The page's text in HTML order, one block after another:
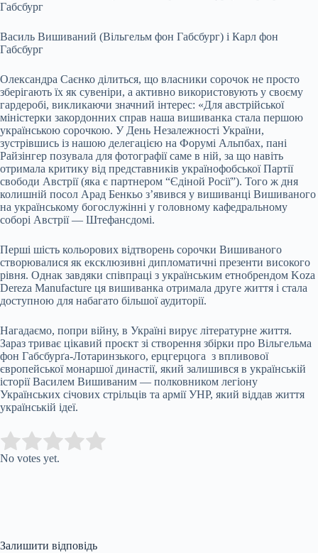
Василь Вишиваний (Вільгельм фон Габсбург) і Карл фон
Габсбург
Олександра Саєнко ділиться, що власники сорочок не просто
зберігають їх як сувеніри, а активно використовують у своєму
гардеробі, викликаючи значний інтерес: «Для австрійської
міністерки закордонних справ наша вишиванка стала першою
українською сорочкою. У День Незалежності України,
зустрівшись із нашою делегацією на Форумі Альпбах, пані
Райзінгер позувала для фотографії саме в ній, за що навіть
отримала критику від представників українофобської Партії
свободи Австрії (яка є партнером “Єдіной Росії”). Того ж дня
колишній посол Арад Бенкьо з’явився у вишиванці Вишиваного
на українському богослужінні у головному кафедральному
соборі Австрії — Штефансдомі.
Перші шість кольорових відтворень сорочки Вишиваного
створювалися як ексклюзивні дипломатичні презенти високого
рівня. Однак завдяки співпраці з українським етнобрендом Koza
Dereza Manufacture ця вишиванка отримала друге життя і стала
доступною для набагато більшої аудиторії.
Нагадаємо, попри війну, в Україні вирує літературне життя.
Зараз триває цікавий проєкт зі створення збірки про Вільгельма
фон Габсбурґа-Лотаринзького, ерцгерцога з впливової
європейської монаршої династії, який залишився в українській
історії Василем Вишиваним — полковником легіону
Українських січових стрільців та армії УНР, який віддав життя
українській ідеї.
Rate this item:
No votes yet.
Залишити відповідь